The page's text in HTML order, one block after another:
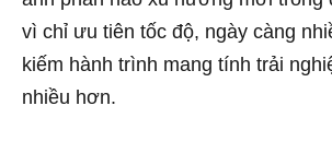
vì chỉ ưu tiên tốc độ, ngày càng
kiếm hành trình mang tính trải
nhiều hơn.